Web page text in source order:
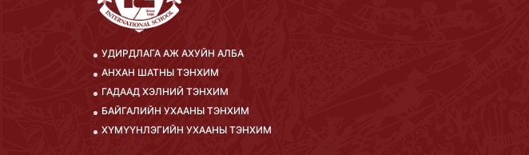
УДИРДЛАГА АЖ АХУЙН АЛБА
АНХАН ШАТНЫ ТЭНХИМ
ГАДААД ХЭЛНИЙ ТЭНХИМ
БАЙГАЛИЙН УХААНЫ ТЭНХИМ
ХҮМҮҮНЛЭГИЙН УХААНЫ ТЭНХИМ